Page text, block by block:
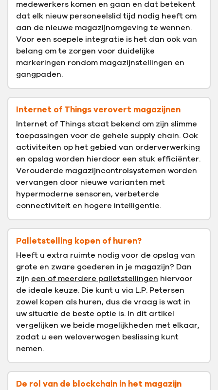
medewerkers komen en gaan en dat betekent
dat elk nieuw personeelslid tijd nodig heeft om
aan de nieuwe magazijnomgeving te wennen.
Voor een soepele integratie is het dan ook van
belang om te zorgen voor duidelijke
markeringen rondom magazijnstellingen en
gangpaden.
Internet of Things verovert magazijnen
Internet of Things staat bekend om zijn slimme
toepassingen voor de gehele supply chain. Ook
activiteiten op het gebied van orderverwerking
en opslag worden hierdoor een stuk efficiënter.
Verouderde magazijncontrolsystemen worden
vervangen door nieuwe varianten met
hypermoderne sensoren, verbeterde
connectiviteit en hogere intelligentie.
Palletstelling kopen of huren?
Heeft u extra ruimte nodig voor de opslag van
grote en zware goederen in je magazijn? Dan
zijn een of meerdere palletstellingen hiervoor
de ideale keuze. Die kunt u via L.P. Petersen
zowel kopen als huren, dus de vraag is wat in
uw situatie de beste optie is. In dit artikel
vergelijken we beide mogelijkheden met elkaar,
zodat u een weloverwogen beslissing kunt
nemen.
De rol van de blockchain in het magazijn